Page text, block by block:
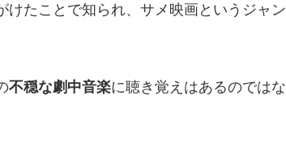
けたことで知られ、サメ映画というジャン
不穏な劇中音楽に聴き覚えはあるのではな